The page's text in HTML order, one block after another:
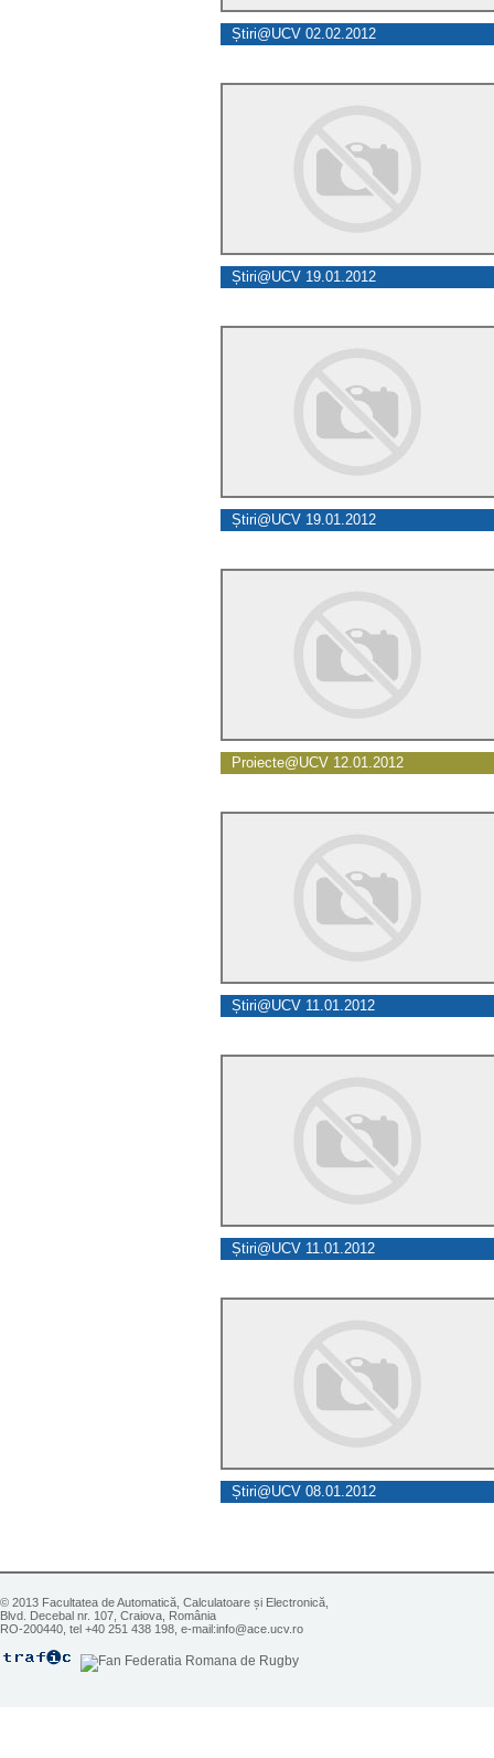
Știri@UCV 02.02.2012
Știri@UCV 19.01.2012
Știri@UCV 19.01.2012
Proiecte@UCV 12.01.2012
Știri@UCV 11.01.2012
Știri@UCV 11.01.2012
Știri@UCV 08.01.2012
© 2013 Facultatea de Automatică, Calculatoare și Electronică,
Blvd. Decebal nr. 107, Craiova, România
RO-200440, tel +40 251 438 198, e-mail:info@ace.ucv.ro